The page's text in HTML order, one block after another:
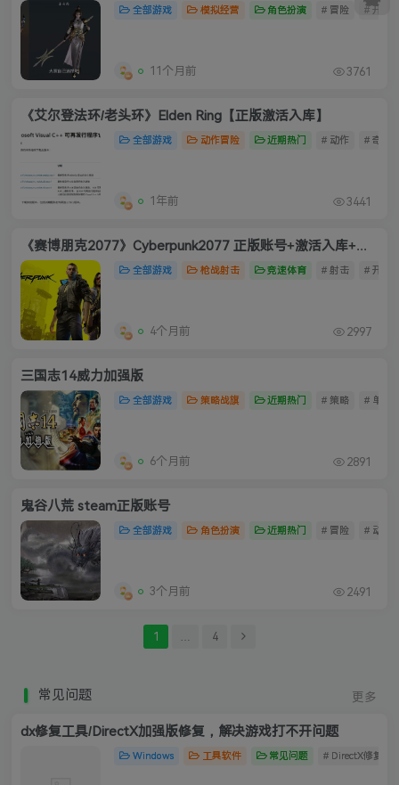
全部游戏 模拟经营 角色扮演 # 冒险 # 开放
11个月前 3761
《艾尔登法环/老头环》Elden Ring【正版激活入库】
全部游戏 动作冒险 近期热门 # 动作 # 奇幻
1年前 3441
《赛博朋克2077》Cyberpunk2077 正版账号+激活入库+解压版
全部游戏 枪战射击 竞速体育 # 射击 # 开放
4个月前 2997
三国志14威力加强版
全部游戏 策略战旗 近期热门 # 策略 # 单机
6个月前 2891
鬼谷八荒 steam正版账号
全部游戏 角色扮演 近期热门 # 冒险 # 动作
3个月前 2491
1 … 4
常见问题 更多
dx修复工具/DirectX加强版修复，解决游戏打不开问题
Windows 工具软件 常见问题 # DirectX修复